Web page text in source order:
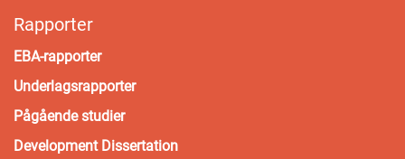
Rapporter
EBA-rapporter
Underlagsrapporter
Pågående studier
Development Dissertation